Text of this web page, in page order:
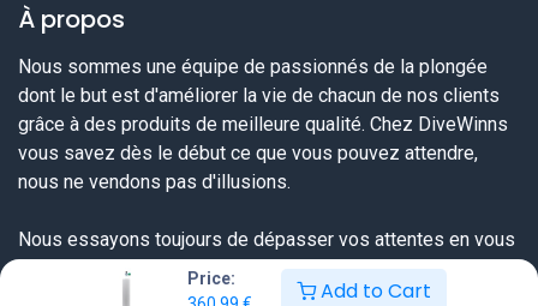
Price:
Add to Cart
À propos
Nous sommes une équipe de passionnés de la plongée
dont le but est d'améliorer la vie de chacun de nos clients
grâce à des produits de meilleure qualité. Chez DiveWinns
vous savez dès le début ce que vous pouvez attendre,
nous ne vendons pas d'illusions.
Nous essayons toujours de dépasser vos attentes en vous
proposant une offre très complète sur tout ce dont un
plongeur a besoin et ceci à un prix sérieux et une qualité de